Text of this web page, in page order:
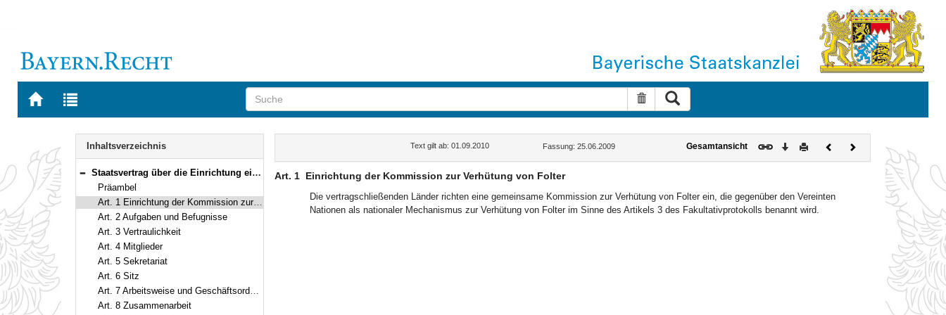
Zur
BAYERN.RECHT
Zur
letzten
Suche zurücksetzen
Navigation
Inhaltsverzeichnis
Bereich reduzieren
Staatsvertrag über die Einrichtung eines nationalen Mechanismus aller Länder nach Artikel 3 des Fakultativprotokolls vom 18. Dezember 2002 zu dem Übereinkommen der Vereinten Nationen gegen Folter und andere grausame, unmenschliche oder erniedrigende Behandlung oder Strafe Vom 25. Juni 2009 (Art. 1–11)
Präambel
Art. 1 Einrichtung der Kommission zur Verhütung von Folter
Art. 2 Aufgaben und Befugnisse
Art. 3 Vertraulichkeit
Art. 4 Mitglieder
Art. 5 Sekretariat
Art. 6 Sitz
Art. 7 Arbeitsweise und Geschäftsordnung
Art. 8 Zusammenarbeit
Text gilt ab: 01.09.2010 Fassung: 25.06.2009 Gesamtansicht Download
DruckenVorherigesNächstes
Dokument
Art. 1 Einrichtung der Kommission zur Verhütung von Folter
Die vertragschließenden Länder richten eine gemeinsame Kommission zur Verhütung von Folter ein, die gegenüber den Vereinten
Nationen als nationaler Mechanismus zur Verhütung von Folter im Sinne des Artikels 3 des Fakultativprotokolls benannt wird.